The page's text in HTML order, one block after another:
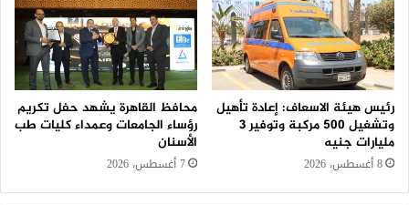
رئيس هيئة الاسعاف: إعادة تأهيل
وتشغيل 500 مركبة وتوفير 3
مليارات جنيه
8 أغسطس، 2026
محافظ القاهرة يشهد حفل تكريم
رؤساء الجامعات وعمداء كليات طب
الأسنان
7 أغسطس، 2026